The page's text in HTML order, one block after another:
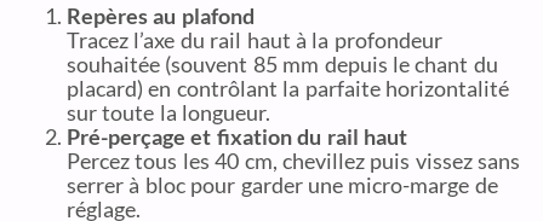
Repères au plafond
Tracez l’axe du rail haut à la profondeur
souhaitée (souvent 85 mm depuis le chant du
placard) en contrôlant la parfaite horizontalité
sur toute la longueur.
Pré-perçage et fixation du rail haut
Percez tous les 40 cm, chevillez puis vissez sans
serrer à bloc pour garder une micro-marge de
réglage.